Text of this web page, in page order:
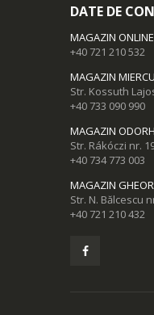
DATE DE
MAGAZIN ONLINE
+40 721 210 532
MAGAZIN
Str. Kossuth
+40 733 090 990
MAGAZIN
Str. Rákóczi nr.
+40 734 773 003
MAGAZIN
Str. N. Bălcescu
+40 721 210 432